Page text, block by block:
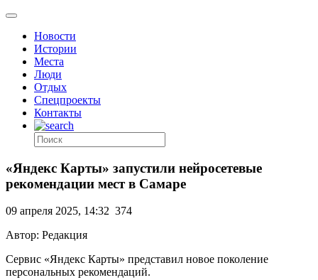
Новости
Истории
Места
Люди
Отдых
Спецпроекты
Контакты
«Яндекс Карты» запустили нейросетевые
рекомендации мест в Самаре
09 апреля 2025, 14:32 374
Автор: Редакция
Сервис «Яндекс Карты» представил новое поколение
персональных рекомендаций.